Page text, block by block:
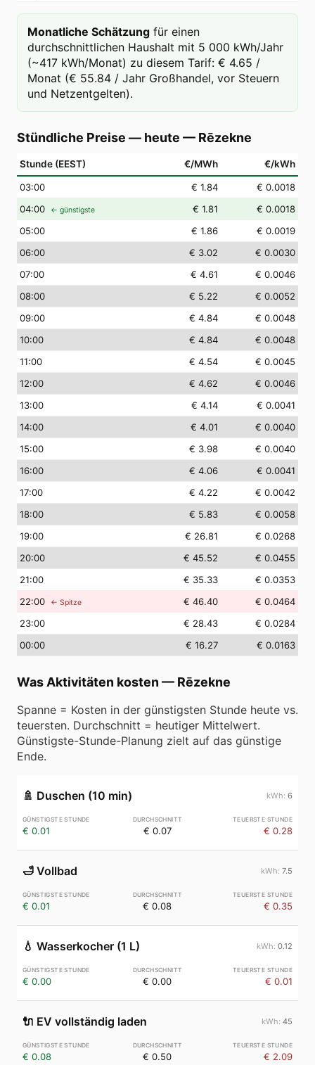
Monatliche Schätzung für einen
durchschnittlichen Haushalt mit 5 000 kWh/Jahr
(~417 kWh/Monat) zu diesem Tarif: € 4.65 /
Monat (€ 55.84 / Jahr Großhandel, vor Steuern
und Netzentgelten).
Stündliche Preise — heute — Rēzekne
Stunde (EEST) €/MWh €/kWh
03:00 € 1.84
€ 0.0018
04:00 ← günstigste € 1.81
€ 0.0018
05:00 € 1.86
€ 0.0019
06:00 € 3.02
€ 0.0030
07:00 € 4.61
€ 0.0046
08:00 € 5.22
€ 0.0052
09:00 € 4.84
€ 0.0048
10:00 € 4.84
€ 0.0048
11:00 € 4.54
€ 0.0045
12:00 € 4.62
€ 0.0046
13:00 € 4.14
€ 0.0041
14:00 € 4.01
€ 0.0040
15:00 € 3.98
€ 0.0040
16:00 € 4.06
€ 0.0041
17:00 € 4.22
€ 0.0042
18:00 € 5.83
€ 0.0058
19:00 € 26.81
€ 0.0268
20:00 € 45.52
€ 0.0455
21:00 € 35.33
€ 0.0353
22:00 ← Spitze € 46.40
€ 0.0464
23:00 € 28.43
€ 0.0284
00:00 € 16.27 € 0.0163
Was Aktivitäten kosten — Rēzekne
Spanne = Kosten in der günstigsten Stunde heute vs.
teuersten. Durchschnitt = heutiger Mittelwert.
Günstigste-Stunde-Planung zielt auf das günstige
Ende.
🚿 Duschen (10 min) 6
€ 0.01 € 0.07 € 0.28
🛁 Vollbad 7.5
€ 0.01 € 0.08 € 0.35
💧 Wasserkocher (1 L) 0.12
€ 0.00 € 0.00 € 0.01
🔌 EV vollständig laden 45
€ 0.08 € 0.50 € 2.09